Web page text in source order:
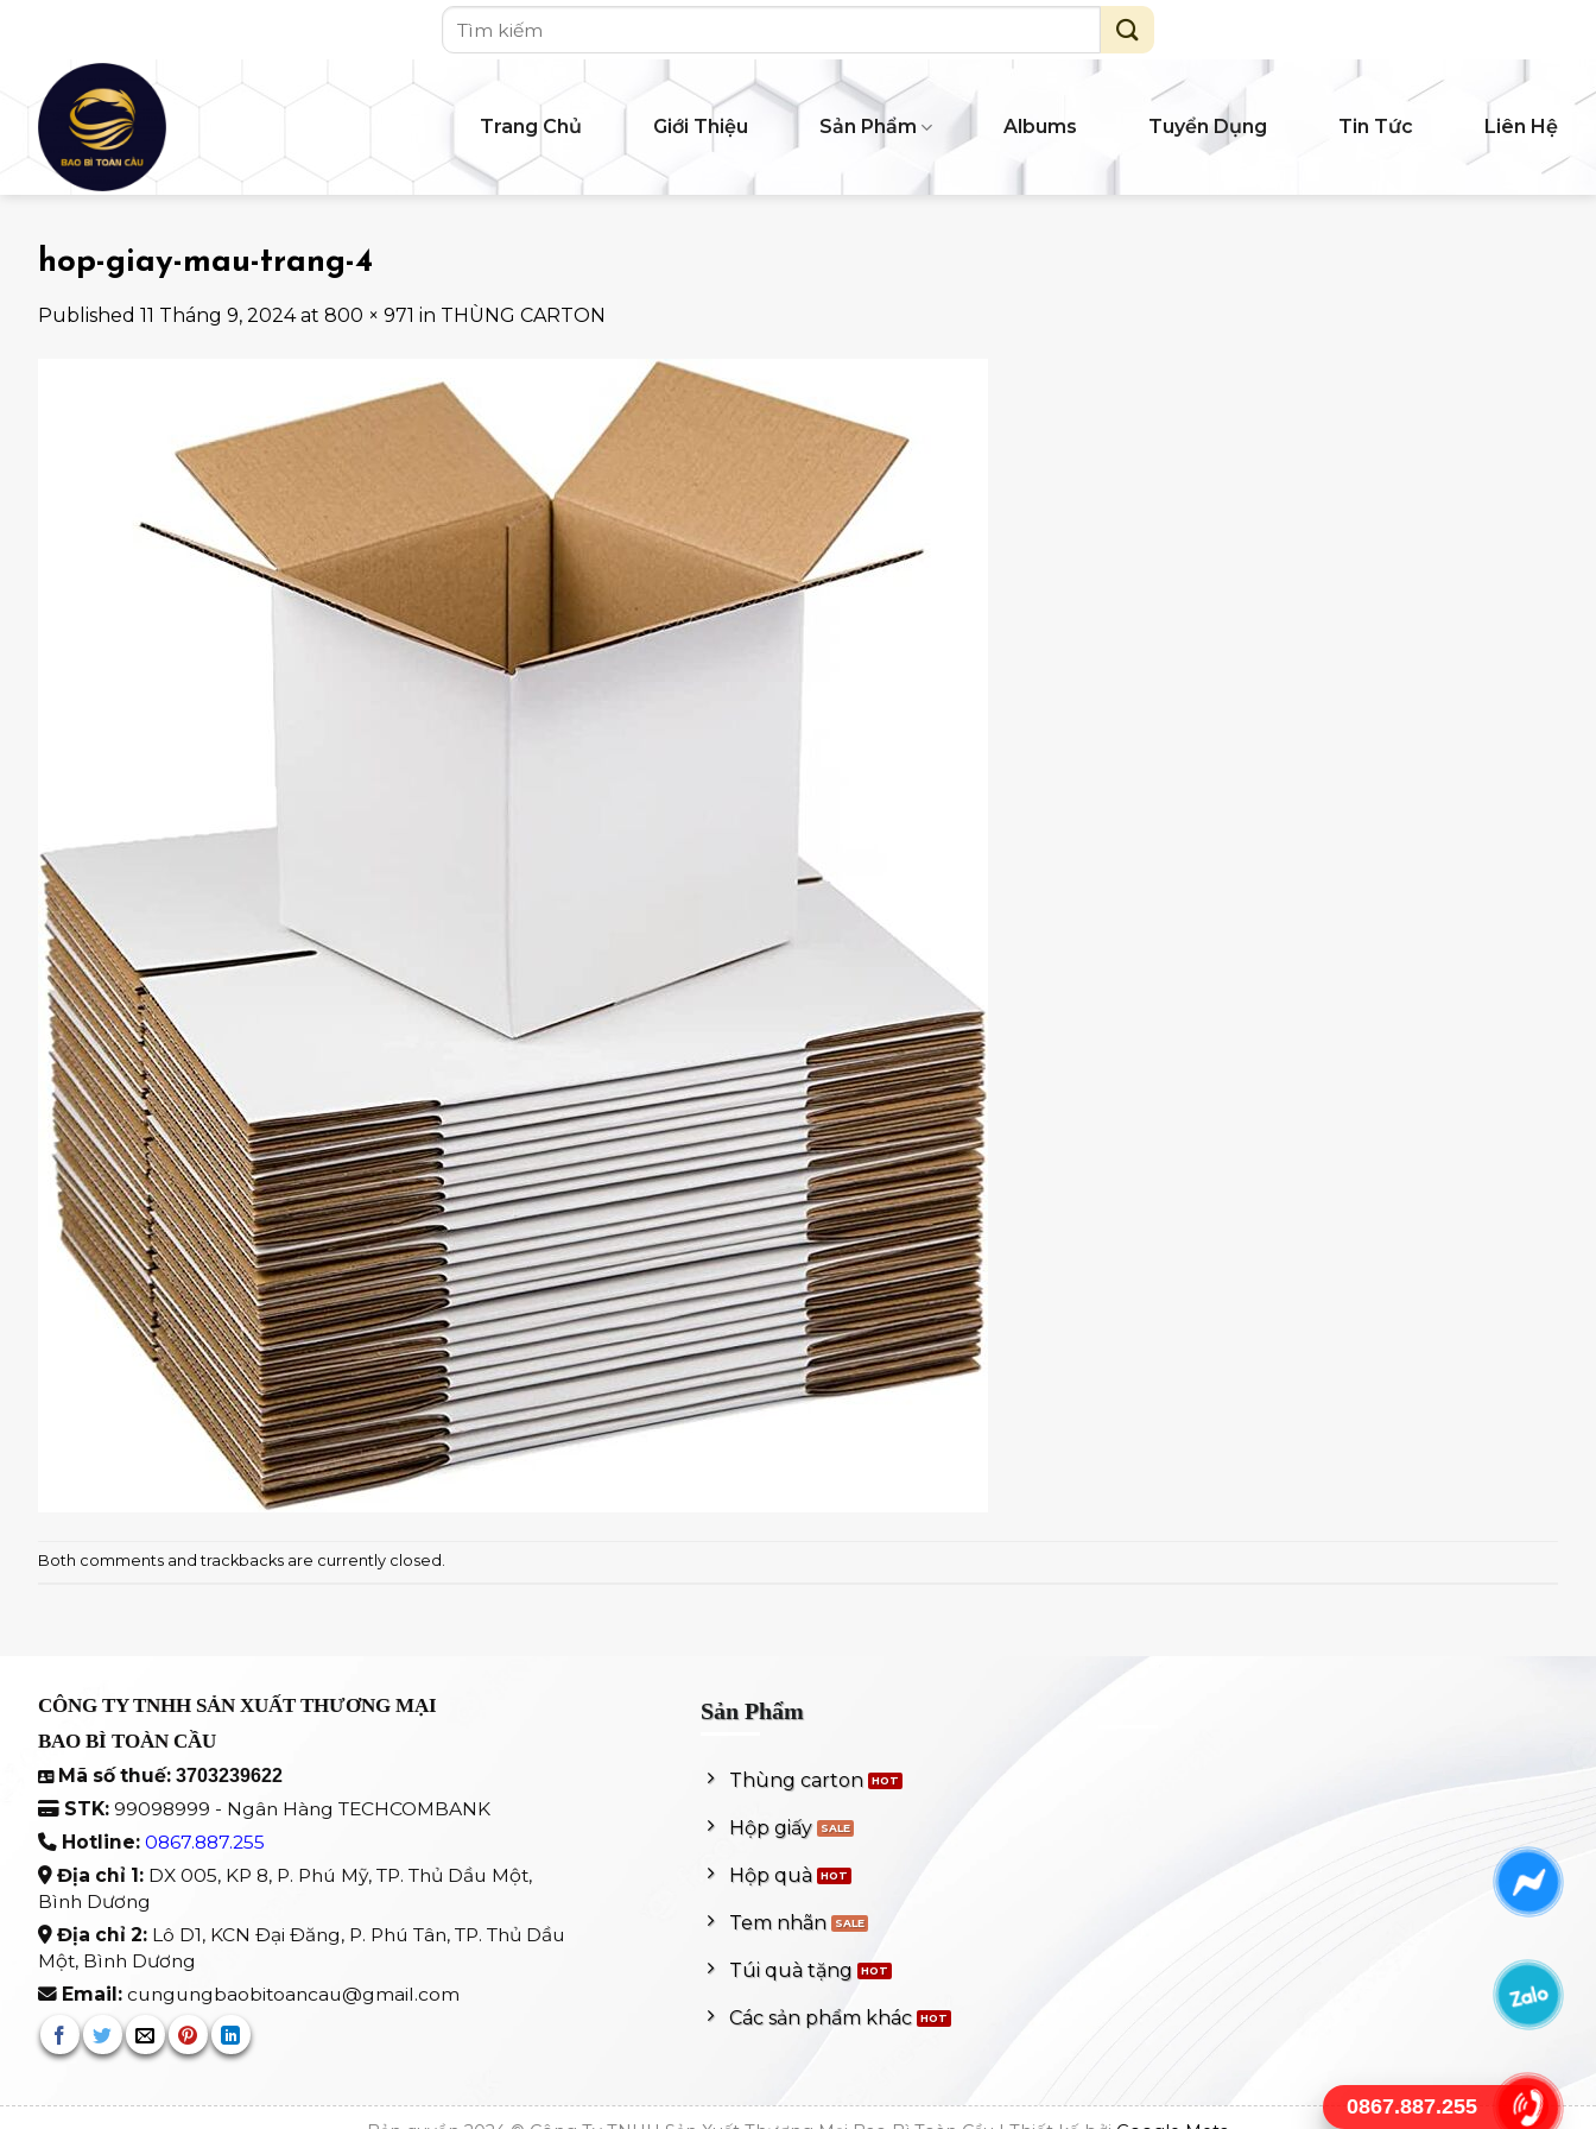
content
Tìm
kiếm:
Trang Chủ Giới Thiệu Sản Phẩm Albums Tuyển Dụng Tin Tức Liên Hệ
hop-giay-mau-trang-4
Published 11 Tháng 9, 2024at 800 × 971 in THÙNG CARTON
Both comments and trackbacks are currently closed.
CÔNG TY TNHH SẢN XUẤT THƯƠNG MẠI
BAO BÌ TOÀN CẦU
Mã số thuế: 3703239622
STK: 99098999 - Ngân Hàng TECHCOMBANK
Hotline: 0867.887.255
Địa chỉ 1: DX 005, KP 8, P. Phú Mỹ, TP. Thủ Dầu Một,
Bình Dương
Địa chỉ 2: Lô D1, KCN Đại Đăng, P. Phú Tân, TP. Thủ Dầu
Một, Bình Dương
Email: cungungbaobitoancau@gmail.com
Sản Phẩm
Thùng carton
Hộp giấy
Hộp quà
Tem nhãn
Túi quà tặng
Các sản phẩm khác
0867.887.255